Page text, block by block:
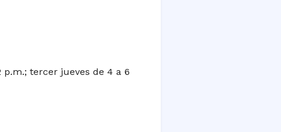
p.m.; tercer jueves de 4 a 6